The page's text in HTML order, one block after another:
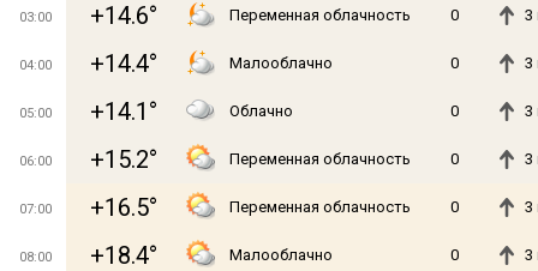
03:00 +14.6° Переменная облачность 0 3
04:00 +14.4° Малооблачно 0 3
05:00 +14.1° Облачно 0 3
06:00 +15.2° Переменная облачность 0 3
07:00 +16.5° Переменная облачность 0 3
08:00 +18.4° Малооблачно 0 3